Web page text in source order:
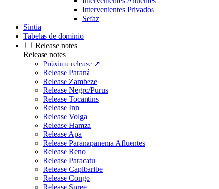
Intervenientes Privados
Sefaz
Sintia
Tabelas de domínio
Release notes
Release notes
Próxima release ↗
Release Paraná
Release Zambeze
Release Negro/Purus
Release Tocantins
Release Inn
Release Volga
Release Hamza
Release Apa
Release Paranapanema Afluentes
Release Reno
Release Paracatu
Release Capibaribe
Release Congo
Release Spree